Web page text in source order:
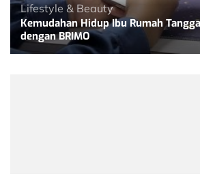
Lifestyle & Beauty
Kemudahan Hidup Ibu Rumah
dengan BRIMO